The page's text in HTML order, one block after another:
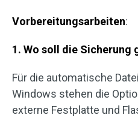
Vorbereitungsarbeiten:
1. Wo soll die Sicherung
Für die automatische
Windows stehen die
externe Festplatte und